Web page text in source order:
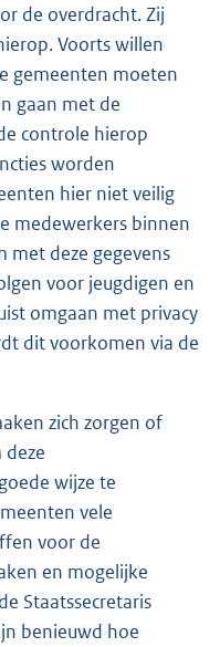
de overdracht. Zij
Voorts willen
gemeenten moeten
gaan met de
controle hierop
worden
hier niet veilig
medewerkers binnen
met deze gegevens
voor jeugdigen en
omgaan met privacy
dit voorkomen via de
zich zorgen of
wijze te
vele
voor de
en mogelijke
Staatssecretaris
benieuwd hoe